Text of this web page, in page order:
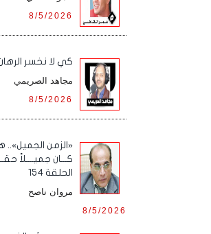
8/5/2026
كي لا نخسر
مجاهد الصريمي
8/5/2026
«الزمن الجميل»..
كـــان جميــــلاً
الحلقة 154
مروان ناصح
8/5/2026